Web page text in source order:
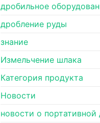
дробильное
дробление руды
знание
Измельчение шлака
Категория продукта
Новости
новости о портативной